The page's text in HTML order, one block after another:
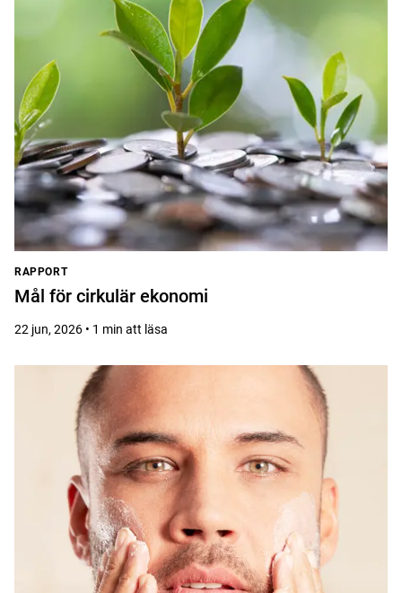
RAPPORT
Mål för cirkulär ekonomi
22 jun, 2026 • 1 min att läsa